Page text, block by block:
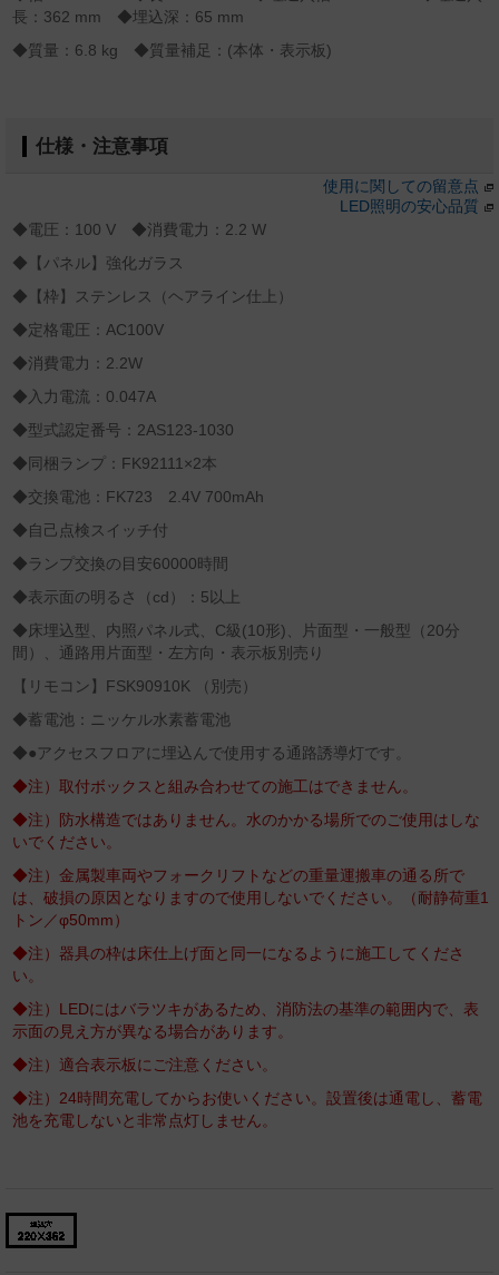
長：362 mm ◆埋込深：65 mm
◆質量：6.8 kg ◆質量補足：(本体・表示板)
仕様・注意事項
使用に関しての留意点
LED照明の安心品質
◆電圧：100 V ◆消費電力：2.2 W
◆【パネル】強化ガラス
◆【枠】ステンレス（ヘアライン仕上）
◆定格電圧：AC100V
◆消費電力：2.2W
◆入力電流：0.047A
◆型式認定番号：2AS123-1030
◆同梱ランプ：FK92111×2本
◆交換電池：FK723 2.4V 700mAh
◆自己点検スイッチ付
◆ランプ交換の目安60000時間
◆表示面の明るさ（cd）：5以上
◆床埋込型、内照パネル式、C級(10形)、片面型・一般型（20分
間）、通路用片面型・左方向・表示板別売り
【リモコン】FSK90910K （別売）
◆蓄電池：ニッケル水素蓄電池
◆●アクセスフロアに埋込んで使用する通路誘導灯です。
◆注）取付ボックスと組み合わせての施工はできません。
◆注）防水構造ではありません。水のかかる場所でのご使用はしな
いでください。
◆注）金属製車両やフォークリフトなどの重量運搬車の通る所で
は、破損の原因となりますので使用しないでください。（耐静荷重1
トン／φ50mm）
◆注）器具の枠は床仕上げ面と同一になるように施工してくださ
い。
◆注）LEDにはバラツキがあるため、消防法の基準の範囲内で、表
示面の見え方が異なる場合があります。
◆注）適合表示板にご注意ください。
◆注）24時間充電してからお使いください。設置後は通電し、蓄電
池を充電しないと非常点灯しません。